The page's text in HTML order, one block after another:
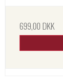
699,00 DKK